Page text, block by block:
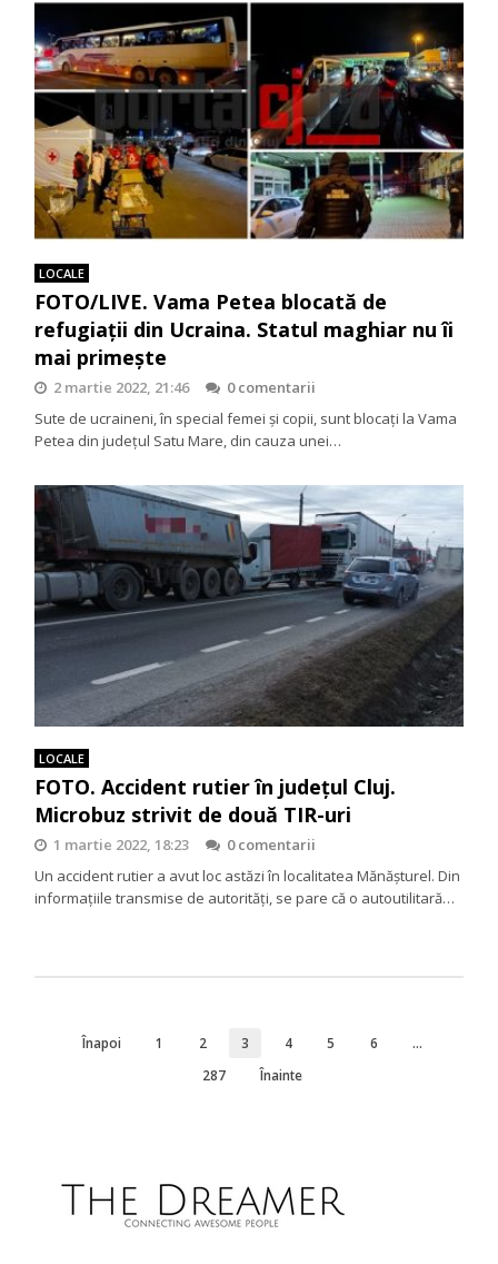
LOCALE
FOTO/LIVE. Vama Petea blocată de
refugiații din Ucraina. Statul maghiar nu îi
mai primește
2 martie 2022, 21:46
0 comentarii
Sute de ucraineni, în special femei și copii, sunt blocați la Vama
Petea din județul Satu Mare, din cauza unei…
LOCALE
FOTO. Accident rutier în județul Cluj.
Microbuz strivit de două TIR-uri
1 martie 2022, 18:23
0 comentarii
Un accident rutier a avut loc astăzi în localitatea Mănășturel. Din
informațiile transmise de autorități, se pare că o autoutilitară…
Înapoi 1 2 3 4 5 6
…
287
Înainte